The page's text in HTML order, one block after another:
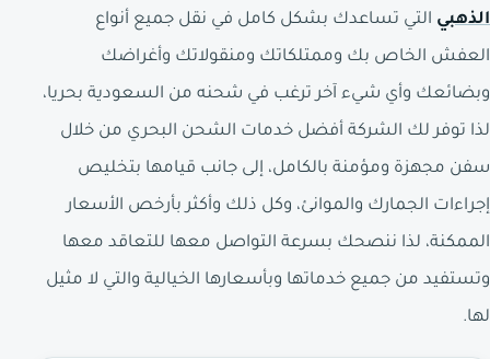
الذهبي التي تساعدك بشكل كامل في نقل جميع أنواع
العفش الخاص بك وممتلكاتك ومنقولاتك وأغراضك
وبضائعك وأي شيء آخر ترغب في شحنه من السعودية بحريا،
لذا توفر لك الشركة أفضل خدمات الشحن البحري من خلال
سفن مجهزة ومؤمنة بالكامل، إلى جانب قيامها بتخليص
إجراءات الجمارك والموانئ، وكل ذلك وأكثر بأرخص الأسعار
الممكنة، لذا ننصحك بسرعة التواصل معها للتعاقد معها
وتستفيد من جميع خدماتها وبأسعارها الخيالية والتي لا مثيل
لها.